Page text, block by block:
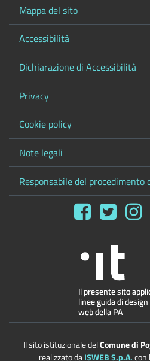
Mappa del sito
Accessibilità
Dichiarazione di Accessibilità
Privacy
Cookie policy
Note legali
Responsabile del procedimento
Il sito istituzionale delComune di
realizzato daISWEB S.p.A.con